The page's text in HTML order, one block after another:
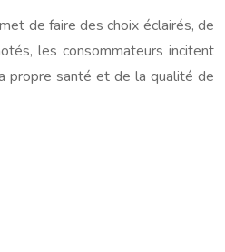
de faire des choix éclairés, de
les consommateurs incitent
propre santé et de la qualité de